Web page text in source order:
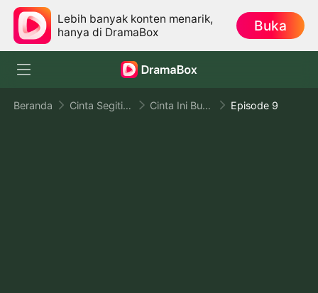
Lebih banyak konten menarik,
hanya di DramaBox
Buka
Beranda Cinta Segitiga Cinta Ini Bukan Untukmu Episode 9